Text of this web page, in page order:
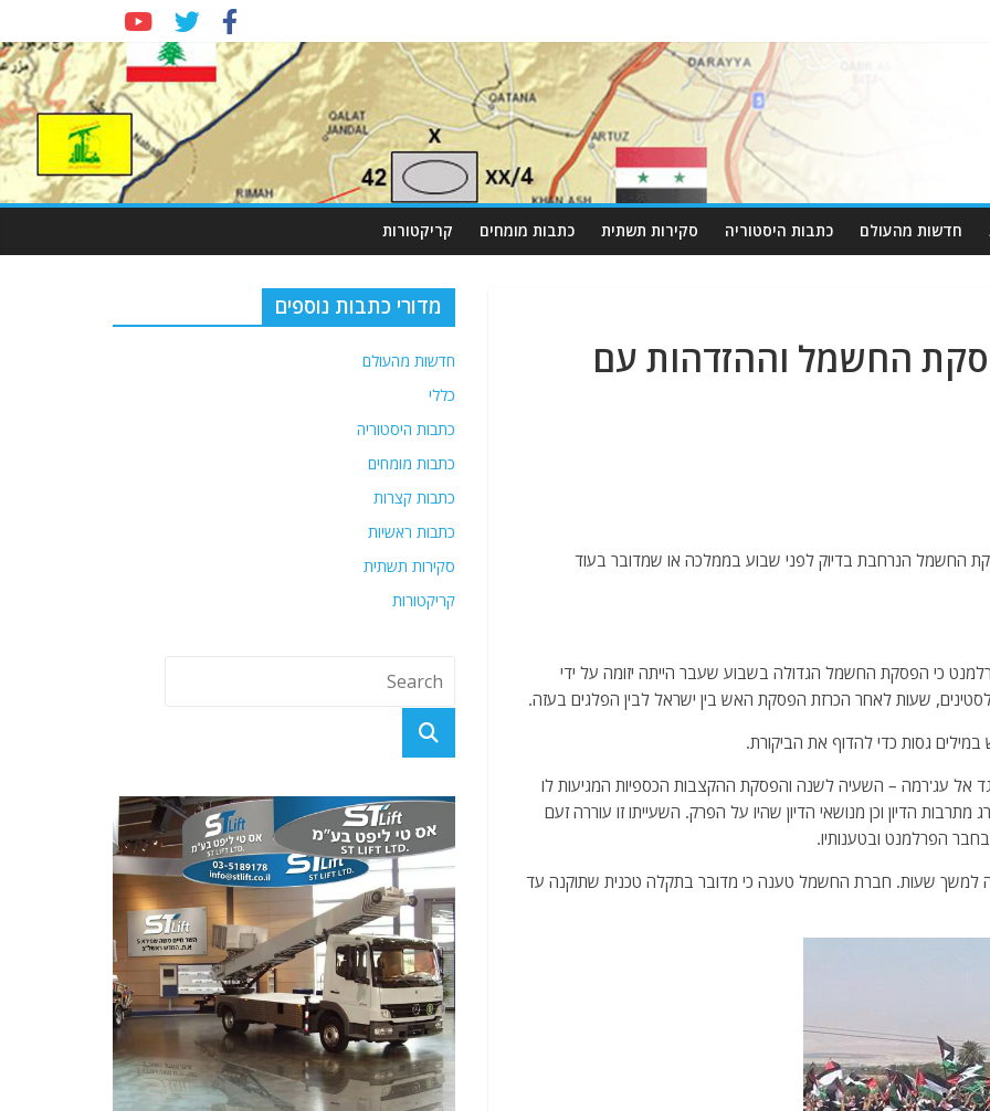
חדשות מהעולם כתבות היסטוריה סקירות תשתית כתבות מומחים קריקטורות
החשמל וההזדהות עם
החשמל הנרחבת בדיוק לפני שבוע בממלכה או שמדובר בעוד
כי הפסקת החשמל הגדולה בשבוע שעבר הייתה יזומה על ידי
שעות לאחר הכרזת הפסקת האש בין ישראל לבין הפלגים בעזה.
גסות כדי להדוף את הביקורת.
אל עג'רמה – השעיה לשנה והפסקת ההקצבות הכספיות המגיעות לו
הדיון וכן מנושאי הדיון שהיו על הפרק. השעייתו זו עוררה זעם
הפרלמנט ובטענותיו.
למשך שעות. חברת החשמל טענה כי מדובר בתקלה טכנית שתוקנה עד
מדורי כתבות נוספים
חדשות מהעולם
כללי
כתבות היסטוריה
כתבות מומחים
כתבות קצרות
כתבות ראשיות
סקירות תשתית
קריקטורות